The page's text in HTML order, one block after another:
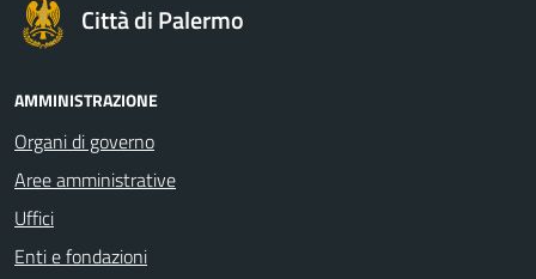
Città di Palermo
AMMINISTRAZIONE
Organi di governo
Aree amministrative
Uffici
Enti e fondazioni